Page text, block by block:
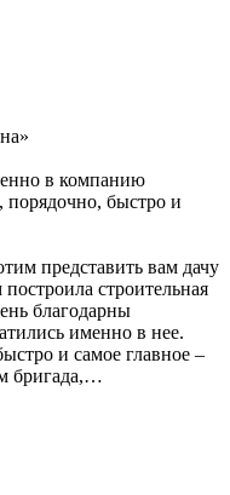
в компанию
порядочно, быстро и
представить вам дачу
строительная
благодарны
именно в нее.
и самое главное –
бригада,…